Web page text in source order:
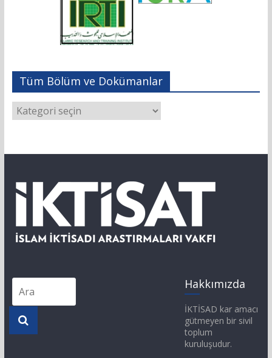
Tüm Bölüm ve Dokümanlar
Hakkımızda
İKTİSAD kar amacı
gütmeyen bir sivil
toplum
kuruluşudur.